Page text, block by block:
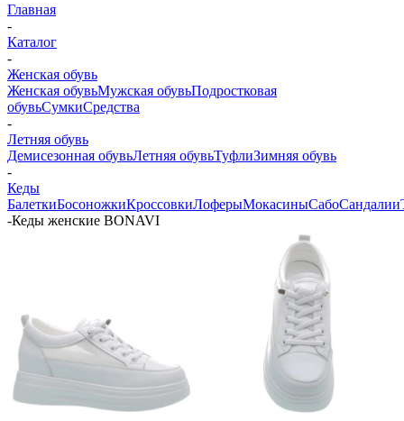
Главная
-
Каталог
-
Женская обувь
Женская обувьМужская обувьПодростковая
обувьСумкиСредства
-
Летняя обувь
Демисезонная обувьЛетняя обувьТуфлиЗимняя обувь
-
Кеды
БалеткиБосоножкиКроссовкиЛоферыМокасиныСабоСандалии
-Кеды женские BONAVI